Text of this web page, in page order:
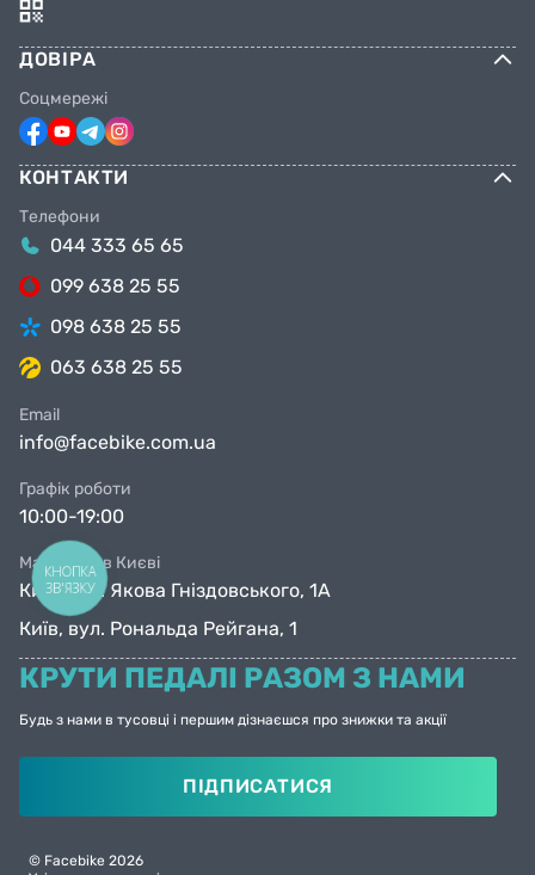
ДОВІРА
Соцмережі
КОНТАКТИ
Телефони
044 333 65 65
099 638 25 55
098 638 25 55
063 638 25 55
Email
info@facebike.com.ua
Графік роботи
10:00-19:00
Магазини в Києві
Київ, вул. Якова Гніздовського, 1А
Київ, вул. Рональда Рейгана, 1
КРУТИ ПЕДАЛІ РАЗОМ З НАМИ
Будь з нами в тусовці і першим дізнаєшся про знижки та акції
ПІДПИСАТИСЯ
© Facebike 2026
КНОПКА
ЗВ'ЯЗКУ